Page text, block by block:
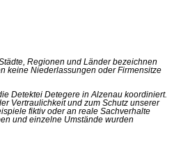
Regionen und Länder bezeichnen
keine Niederlassungen oder Firmensitze
Detektei Detegere in Alzenau koordiniert.
Vertraulichkeit und zum Schutz unserer
fiktiv oder an reale Sachverhalte
und einzelne Umstände wurden